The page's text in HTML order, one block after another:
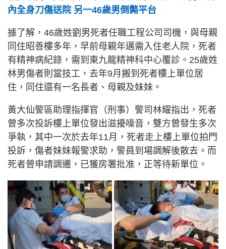
內全身刀傷送院 另一46歲男倒斃平台
據了解，46歲姓劉男死者任職工程公司司機，與母親
同住昭善樓多年，早前母親年邁需入住老人院，死者
有精神病紀錄，需到東九龍精神科中心覆診。25歲姓
林男傷者則當技工，去年9月搬到死者樓上單位居
住，同住還有一名長者、母親及妹妹。
黃大仙警區助理指揮官（刑事）警司林耀指出，死者
曾多次投訴樓上單位發出滋擾噪音，雙方曾發生多次
爭執，其中一次於去年11月，死者走上樓上單位拍門
投訴，傷者妹妹報警求助，警員到場調解後散去。而
死者曾申請調遷，已獲房署批准，正等待新單位。